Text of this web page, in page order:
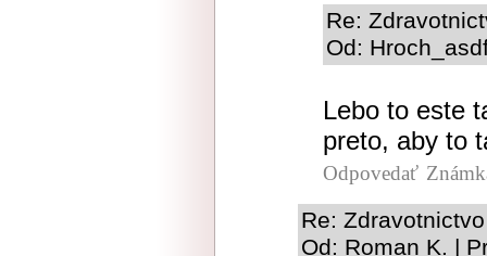
Re:
Od:
Lebo to este
preto, aby to
Odpovedať
Re: Zdravotnictvo
Od: Roman K. |